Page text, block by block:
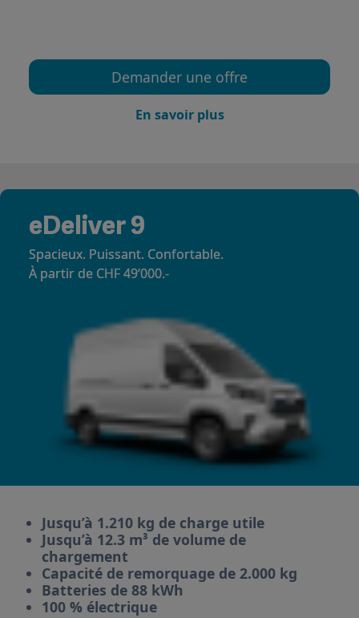
Demander une offre
En savoir plus
eDeliver 9
Spacieux. Puissant. Confortable.
À partir de CHF 49‘000.-
Jusqu’à 1.210 kg de charge utile
Jusqu’à 12.3 m³ de volume de
chargement
Capacité de remorquage de 2.000 kg
Batteries de 88 kWh
100 % électrique